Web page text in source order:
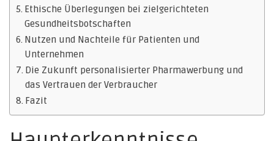
Ethische Überlegungen bei zielgerichteten
Gesundheitsbotschaften
Nutzen und Nachteile für Patienten und
Unternehmen
Die Zukunft personalisierter Pharmawerbung und
das Vertrauen der Verbraucher
Fazit